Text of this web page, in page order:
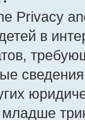
Privacy
в
младше